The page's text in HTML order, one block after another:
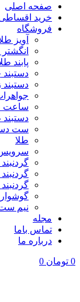
صفحه اصلی
خرید
فروشگاه
آویز
پابند
ساعت
دستبند
ست
طلا
نیم
مجله
تماس باما
درباره ما
0 تومان 0